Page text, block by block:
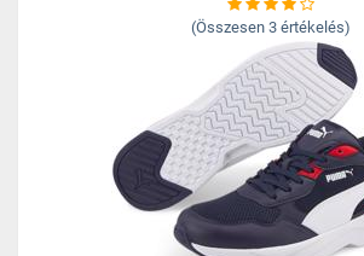
(Összesen 3 értékelés)